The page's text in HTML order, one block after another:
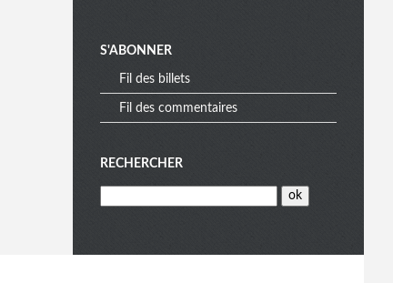
S'ABONNER
Fil des billets
Fil des commentaires
RECHERCHER